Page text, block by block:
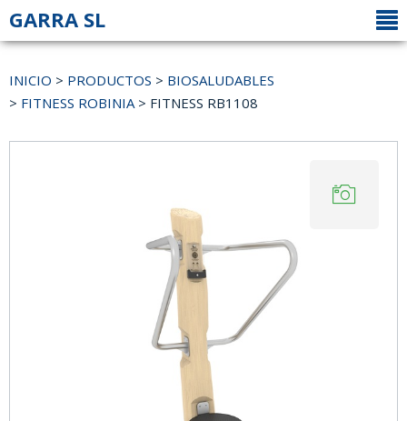
GARRA SL
INICIO > PRODUCTOS > BIOSALUDABLES
> FITNESS ROBINIA > FITNESS RB1108